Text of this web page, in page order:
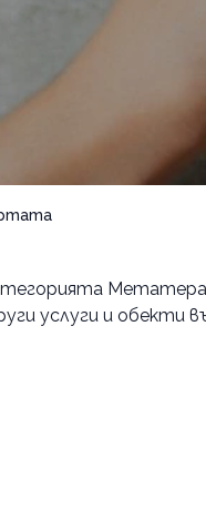
услуги и обекти